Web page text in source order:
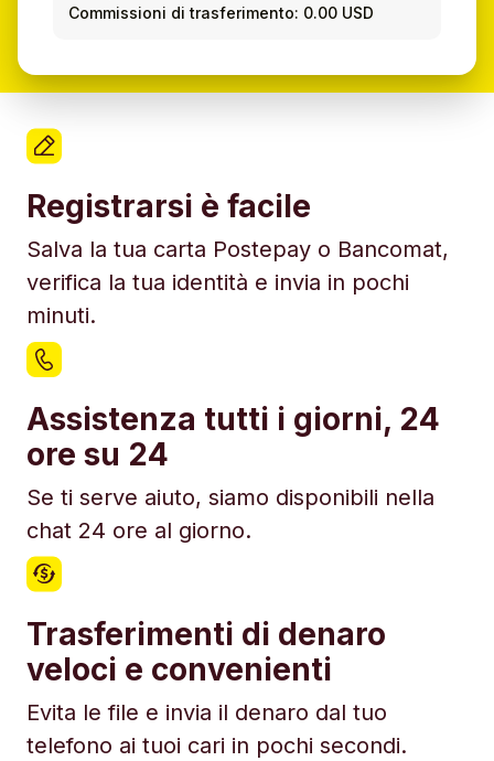
Commissioni di trasferimento: 0.00 USD
Registrarsi è facile
Salva la tua carta Postepay o Bancomat,
verifica la tua identità e invia in pochi
minuti.
Assistenza tutti i giorni, 24
ore su 24
Se ti serve aiuto, siamo disponibili nella
chat 24 ore al giorno.
Trasferimenti di denaro
veloci e convenienti
Evita le file e invia il denaro dal tuo
telefono ai tuoi cari in pochi secondi.